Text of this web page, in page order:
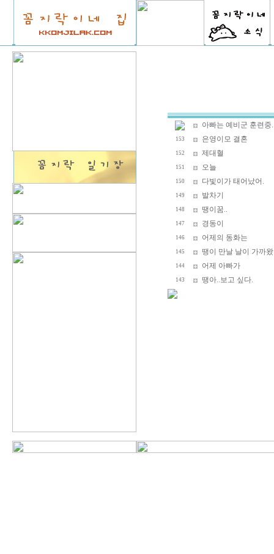
아빠는 예비군 훈련중
153 은영이모 결혼
152 제대혈
151 오늘
150 다빛이가 태어났어.
149 발차기
148 땡이꿈..
147 경동이
146 어제의 동화는
145 땡이 만날 날이 가까
144 어제 아빠가
143 땡아..보고 싶다.